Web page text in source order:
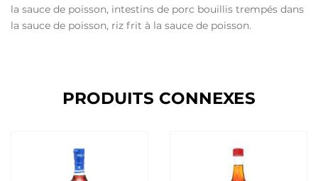
la sauce de poisson, intestins de porc bouillis trempés dans
la sauce de poisson, riz frit à la sauce de poisson.
PRODUITS CONNEXES